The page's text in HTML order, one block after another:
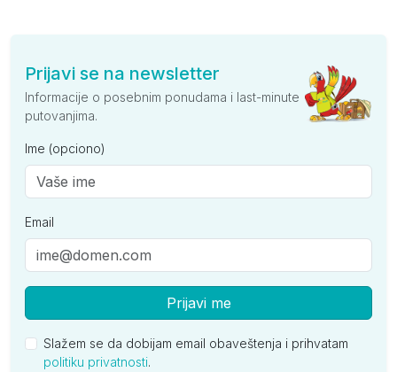
Prijavi se na newsletter
Informacije o posebnim ponudama i last-minute
putovanjima.
Ime (opciono)
Email
Prijavi me
Slažem se da dobijam email obaveštenja i prihvatam
politiku privatnosti.